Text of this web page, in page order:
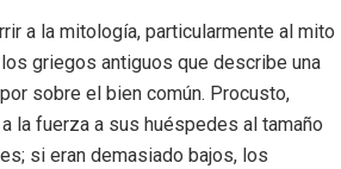
a la mitología, particularmente al mito
griegos antiguos que describe una
sobre el bien común. Procusto,
la fuerza a sus huéspedes al tamaño
si eran demasiado bajos, los